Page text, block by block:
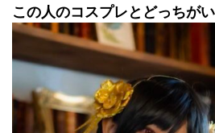
この人のコスプレとどっちが